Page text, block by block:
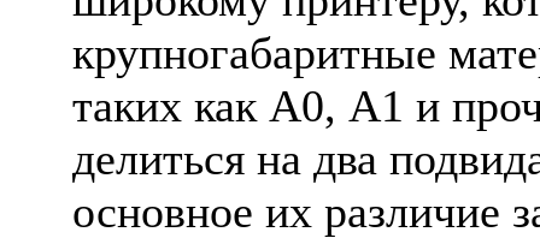
крупногабаритные
таких как А0, А1 и
делиться на два
основное их различие